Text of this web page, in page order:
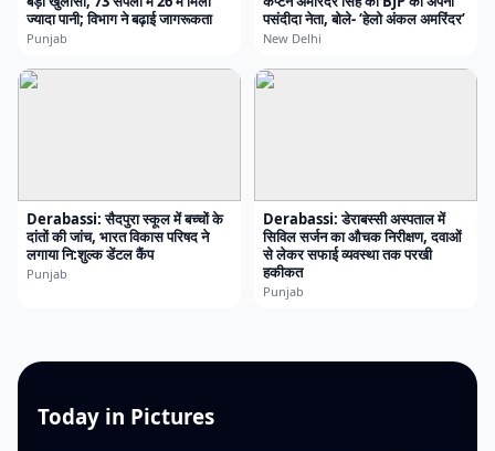
ज्यादा पानी; विभाग ने बढ़ाई जागरूकता
Punjab
पसंदीदा नेता, बोले- ‘हेलो अंकल अमरिंदर’
New Delhi
Derabassi: सैदपुरा स्कूल में बच्चों के
दांतों की जांच, भारत विकास परिषद ने
लगाया नि:शुल्क डेंटल कैंप
Punjab
Derabassi: डेराबस्सी अस्पताल में
सिविल सर्जन का औचक निरीक्षण, दवाओं
से लेकर सफाई व्यवस्था तक परखी
हकीकत
Punjab
Today in Pictures